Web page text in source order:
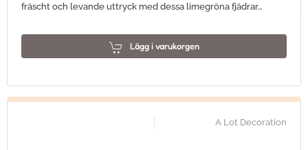
fräscht och levande uttryck med dessa limegröna fjädrar…
Lägg i varukorgen
A Lot Decoration